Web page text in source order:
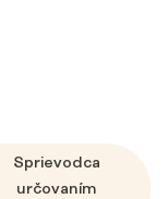
Sprievodca
určovaním